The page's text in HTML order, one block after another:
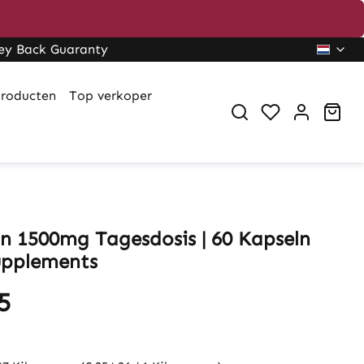
Back Guaranty
Top verkoper
1500mg Tagesdosis | 60 Kapseln